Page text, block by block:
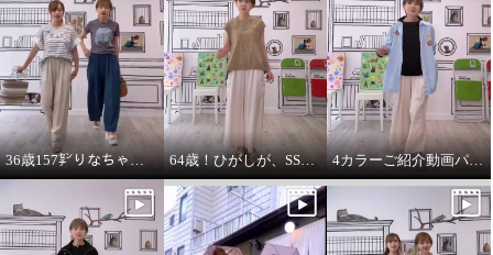
36歳157㌢りなちゃんは60㌢丈、64歳163㌢のひがしは65㌢丈を履く 64歳！ひがしが、SSVのベスト最高！推し‼️コーデ 4カラーご紹介動画パーカー付きのインナーは、凄い使えます。